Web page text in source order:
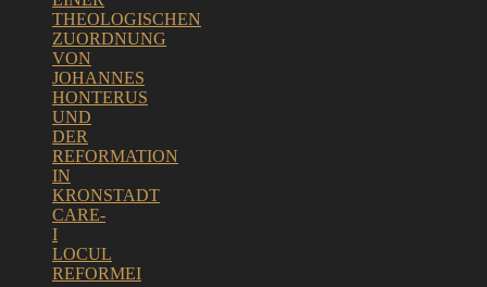
THEOLOGISCHEN
ZUORDNUNG
VON
JOHANNES
HONTERUS
UND
DER
REFORMATION
IN
KRONSTADT
CARE-
I
LOCUL
REFORMEI